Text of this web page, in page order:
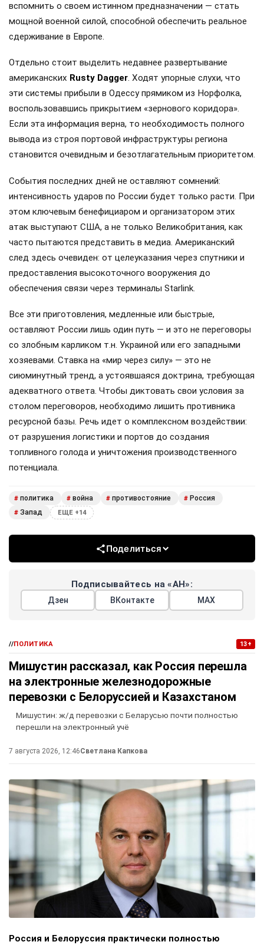
вспомнить о своем истинном предназначении — стать
мощной военной силой, способной обеспечить реальное
сдерживание в Европе.
Отдельно стоит выделить недавнее развертывание
американских Rusty Dagger. Ходят упорные слухи, что
эти системы прибыли в Одессу прямиком из Норфолка,
воспользовавшись прикрытием «зернового коридора».
Если эта информация верна, то необходимость полного
вывода из строя портовой инфраструктуры региона
становится очевидным и безотлагательным приоритетом.
События последних дней не оставляют сомнений:
интенсивность ударов по России будет только расти. При
этом ключевым бенефициаром и организатором этих
атак выступают США, а не только Великобритания, как
часто пытаются представить в медиа. Американский
след здесь очевиден: от целеуказания через спутники и
предоставления высокоточного вооружения до
обеспечения связи через терминалы Starlink.
Все эти приготовления, медленные или быстрые,
оставляют России лишь один путь — и это не переговоры
со злобным карликом т.н. Украиной или его западными
хозяевами. Ставка на «мир через силу» — это не
сиюминутный тренд, а устоявшаяся доктрина, требующая
адекватного ответа. Чтобы диктовать свои условия за
столом переговоров, необходимо лишить противника
ресурсной базы. Речь идет о комплексном воздействии:
от разрушения логистики и портов до создания
топливного голода и уничтожения производственного
потенциала.
# политика # война # противостояние # Россия
# Запад ЕЩЕ +14
Поделиться
Подписывайтесь на «АН»:
Дзен ВКонтакте МАХ
//ПОЛИТИКА 13+
Мишустин рассказал, как Россия перешла
на электронные железнодорожные
перевозки с Белоруссией и Казахстаном
Мишустин: ж/д перевозки с Беларусью почти полностью
перешли на электронный учё
7 августа 2026, 12:46Светлана Капкова
Россия и Белоруссия практически полностью